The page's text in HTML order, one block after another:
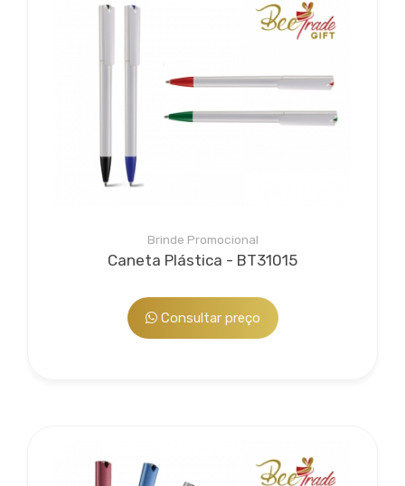
Brinde Promocional
Caneta Plástica - BT31015
Consultar preço